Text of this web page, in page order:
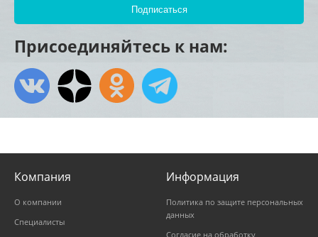
Присоединяйтесь к нам:
Компания
О компании
Специалисты
Информация
Политика по защите персональных
данных
Согласие на обработку